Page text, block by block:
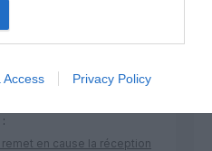
Access Privacy Policy
:
Rouge : l’Égypte mise sur
en cause la réception